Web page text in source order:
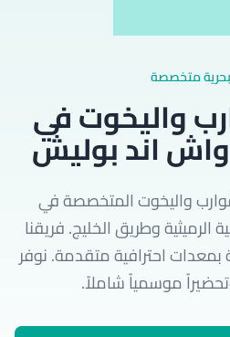
بحرية متخصصة
واليخوت في
اند بوليش
واليخوت المتخصصة في
الرميثية وطريق الخليج. فريقنا
40 دقيقة بمعدات احترافية متقدمة. نوفر
موسمياً شاملاً.